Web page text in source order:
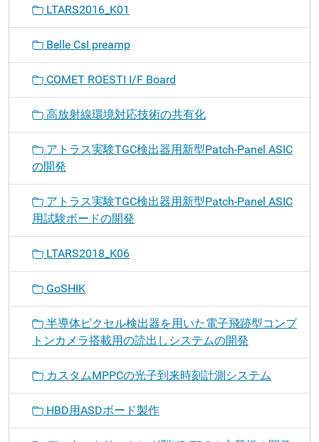
LTARS2016_K01
Belle CsI preamp
COMET ROESTI I/F Board
高放射線環境対応技術の共有化
アトラス実験TGC検出器用新型Patch-Panel ASIC
の開発
アトラス実験TGC検出器用新型Patch-Panel ASIC
用試験ボードの開発
LTARS2018_K06
GoSHIK
半導体ピクセル検出器を用いた電子飛跡型コンプ
トンカメラ搭載用の読出しシステムの開発
カスタムMPPCの光子到来時刻計測システム
HBD用ASDボード製作